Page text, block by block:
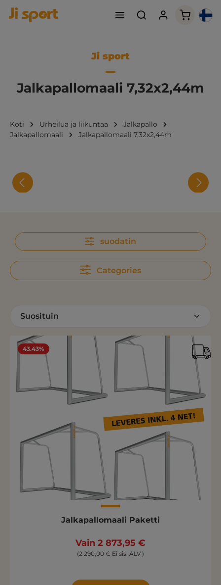
Ji sport
Jalkapallomaali 7,32x2,44m
Koti Urheilua ja liikuntaa
Jalkapallo
Jalkapallomaali
Jalkapallomaali 7,32x2,44m
suodatin
Categories
43.43%
Jalkapallomaali Paketti
Vain 2 873,95 €
(2 290,00 € Ei sis. ALV )